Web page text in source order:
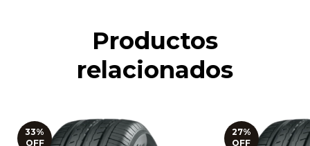
Productos
relacionados
33%
OFF
27%
OFF